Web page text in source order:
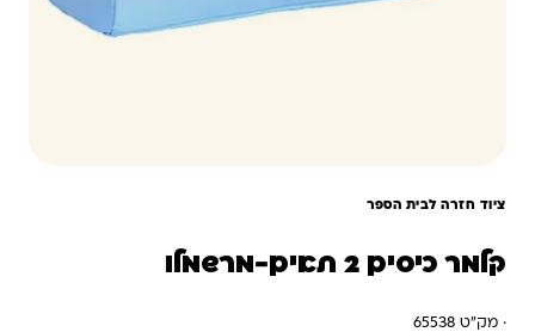
ציוד חזרה לבית הספר
קלמר כיסים 2 תאים-מרשמלו
· מק"ט 65538